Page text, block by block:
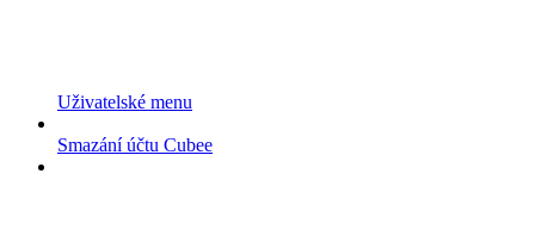
Uživatelské menu
Smazání účtu Cubee